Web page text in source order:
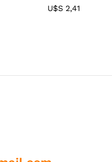
U$S 2,41
U$S 2,41